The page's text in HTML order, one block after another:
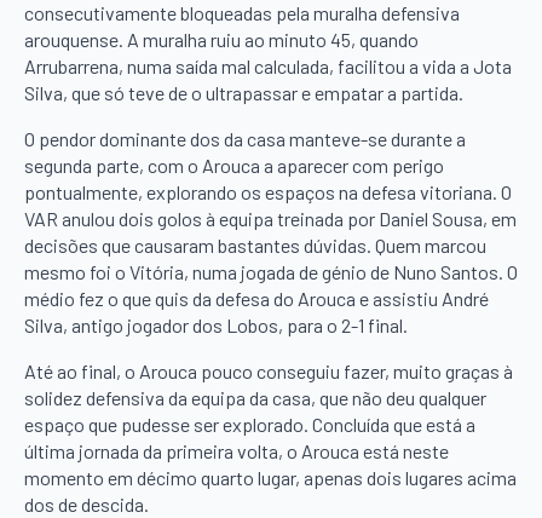
consecutivamente bloqueadas pela muralha defensiva
arouquense. A muralha ruiu ao minuto 45, quando
Arrubarrena, numa saída mal calculada, facilitou a vida a Jota
Silva, que só teve de o ultrapassar e empatar a partida.
O pendor dominante dos da casa manteve-se durante a
segunda parte, com o Arouca a aparecer com perigo
pontualmente, explorando os espaços na defesa vitoriana. O
VAR anulou dois golos à equipa treinada por Daniel Sousa, em
decisões que causaram bastantes dúvidas. Quem marcou
mesmo foi o Vitória, numa jogada de génio de Nuno Santos. O
médio fez o que quis da defesa do Arouca e assistiu André
Silva, antigo jogador dos Lobos, para o 2-1 final.
Até ao final, o Arouca pouco conseguiu fazer, muito graças à
solidez defensiva da equipa da casa, que não deu qualquer
espaço que pudesse ser explorado. Concluída que está a
última jornada da primeira volta, o Arouca está neste
momento em décimo quarto lugar, apenas dois lugares acima
dos de descida.